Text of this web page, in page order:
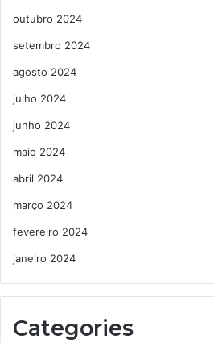
outubro 2024
setembro 2024
agosto 2024
julho 2024
junho 2024
maio 2024
abril 2024
março 2024
fevereiro 2024
janeiro 2024
Categories